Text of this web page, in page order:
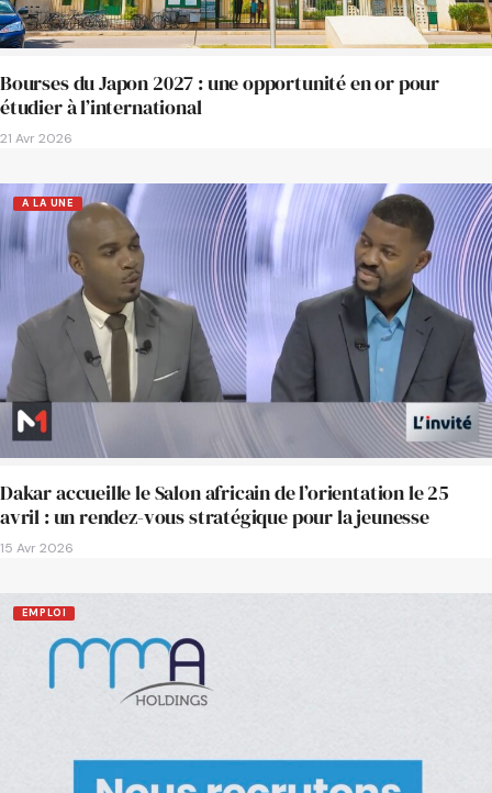
Bourses du Japon 2027 : une opportunité en or pour
étudier à l’international
21 Avr 2026
A LA UNE
Dakar accueille le Salon africain de l’orientation le 25
avril : un rendez-vous stratégique pour la jeunesse
15 Avr 2026
EMPLOI